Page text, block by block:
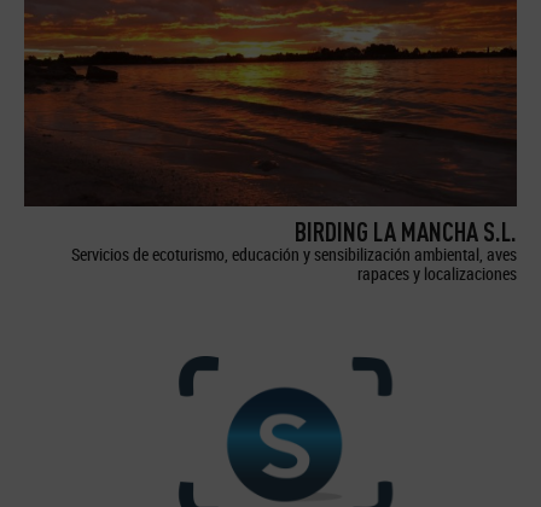
BIRDING LA MANCHA S.L.
Servicios de ecoturismo, educación y sensibilización ambiental, aves
rapaces y localizaciones